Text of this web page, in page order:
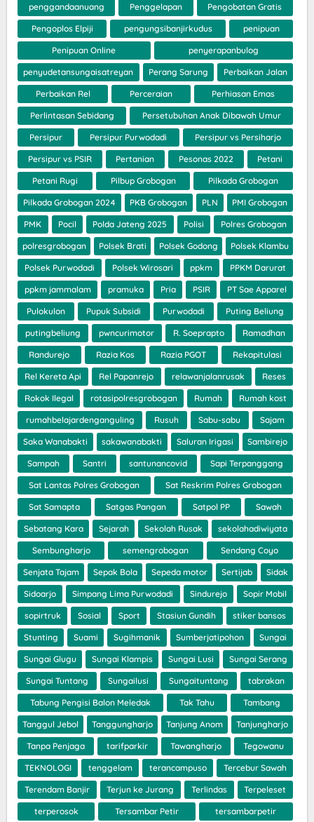
penggandaanuang Penggelapan Pengobatan Gratis
Pengoplos Elpiji pengungsibanjirkudus penipuan
Penipuan Online penyerapanbulog
penyudetansungaisatreyan Perang Sarung Perbaikan Jalan
Perbaikan Rel Perceraian Perhiasan Emas
Perlintasan Sebidang Persetubuhan Anak Dibawah Umur
Persipur Persipur Purwodadi Persipur vs Persiharjo
Persipur vs PSIR Pertanian Pesonas 2022 Petani
Petani Rugi Pilbup Grobogan Pilkada Grobogan
Pilkada Grobogan 2024 PKB Grobogan PLN PMI Grobogan
PMK Pocil Polda Jateng 2025 Polisi Polres Grobogan
polresgrobogan Polsek Brati Polsek Godong Polsek Klambu
Polsek Purwodadi Polsek Wirosari ppkm PPKM Darurat
ppkm jammalam pramuka Pria PSIR PT Sae Apparel
Pulokulon Pupuk Subsidi Purwodadi Puting Beliung
putingbeliung pwncurimotor R. Soeprapto Ramadhan
Randurejo Razia Kos Razia PGOT Rekapitulasi
Rel Kereta Api Rel Papanrejo relawanjalanrusak Reses
Rokok Ilegal rotasipolresgrobogan Rumah Rumah kost
rumahbelajardenganguling Rusuh Sabu-sabu Sajam
Saka Wanabakti sakawanabakti Saluran Irigasi Sambirejo
Sampah Santri santunancovid Sapi Terpanggang
Sat Lantas Polres Grobogan Sat Reskrim Polres Grobogan
Sat Samapta Satgas Pangan Satpol PP Sawah
Sebatang Kara Sejarah Sekolah Rusak sekolahadiwiyata
Sembungharjo semengrobogan Sendang Coyo
Senjata Tajam Sepak Bola Sepeda motor Sertijab Sidak
Sidoarjo Simpang Lima Purwodadi Sindurejo Sopir Mobil
sopirtruk Sosial Sport Stasiun Gundih stiker bansos
Stunting Suami Sugihmanik Sumberjatipohon Sungai
Sungai Glugu Sungai Klampis Sungai Lusi Sungai Serang
Sungai Tuntang Sungailusi Sungaituntang tabrakan
Tabung Pengisi Balon Meledak Tak Tahu Tambang
Tanggul Jebol Tanggungharjo Tanjung Anom Tanjungharjo
Tanpa Penjaga tarifparkir Tawangharjo Tegowanu
TEKNOLOGI tenggelam terancampuso Tercebur Sawah
Terendam Banjir Terjun ke Jurang Terlindas Terpeleset
terperosok Tersambar Petir tersambarpetir